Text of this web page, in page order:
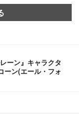
ーン』キャラクタ
ーン(エール・フォ